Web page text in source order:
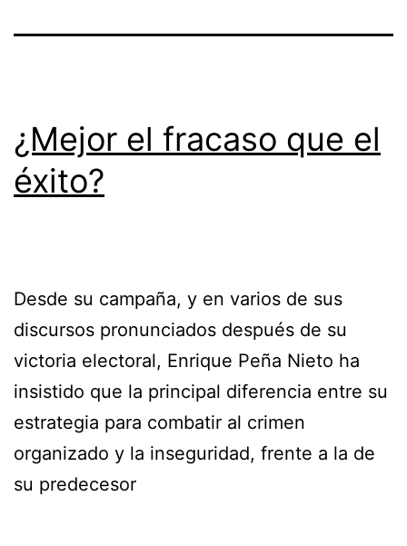
¿Mejor el fracaso que el
éxito?
Desde su campaña, y en varios de sus
discursos pronunciados después de su
victoria electoral, Enrique Peña Nieto ha
insistido que la principal diferencia entre su
estrategia para combatir al crimen
organizado y la inseguridad, frente a la de
su predecesor